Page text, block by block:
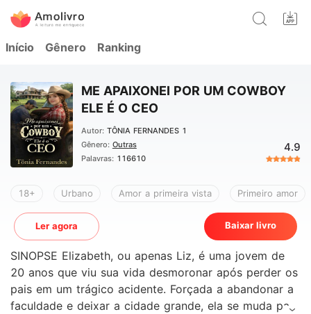
Início Gênero Ranking
ME APAIXONEI POR UM COWBOY
ELE É O CEO
Autor: TÔNIA FERNANDES 1
Gênero: Outras
Palavras: 116610
4.9
18+ Urbano Amor a primeira vista Primeiro amor
Ler agora Baixar livro
SINOPSE Elizabeth, ou apenas Liz, é uma jovem de
20 anos que viu sua vida desmoronar após perder os
pais em um trágico acidente. Forçada a abandonar a
faculdade e deixar a cidade grande, ela se muda para